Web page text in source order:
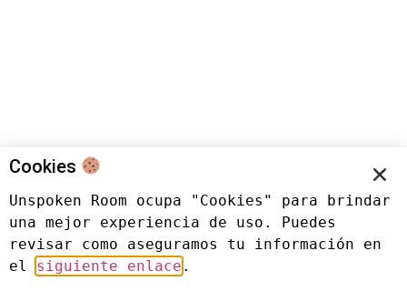
Cookies
Unspoken Room ocupa "Cookies" para brindar
una mejor experiencia de uso. Puedes
revisar como aseguramos tu información en
el siguiente enlace .